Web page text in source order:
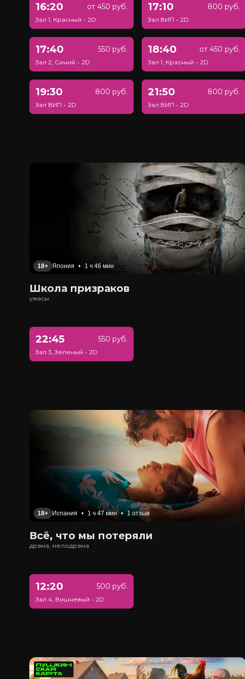
16:20 от 450 руб.
Зал 1, Красный • 2D
17:10 800 руб.
Зал ВИП • 2D
17:40 550 руб.
Зал 2, Синий • 2D
18:40 от 450 руб.
Зал 1, Красный • 2D
19:30 800 руб.
Зал ВИП • 2D
21:50 800 руб.
Зал ВИП • 2D
18+ Япония • 1 ч 46 мин
Школа призраков
ужасы
22:45 550 руб.
Зал 3, Зеленый • 2D
18+ Испания • 1 ч 47 мин • 1 отзыв
Всё, что мы потеряли
драма, мелодрама
12:20 500 руб.
Зал 4, Вишневый • 2D